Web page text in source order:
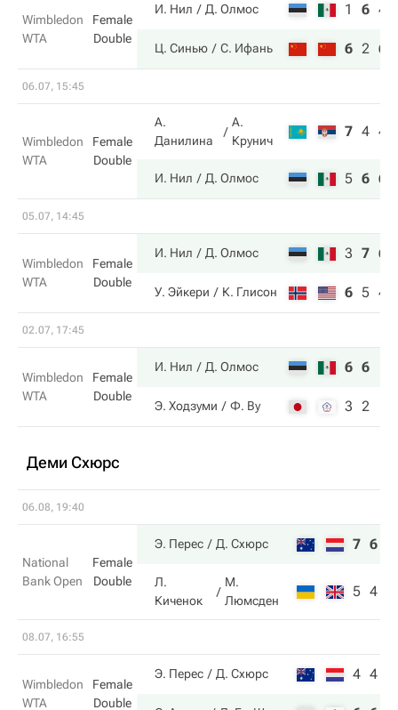
Wimbledon
WTA
Female
Double
И. Нил Д. Олмос 1 6 4
Ц. Синью С. Ифань 6 2 6
06.07, 15:45
Wimbledon
WTA
Female
Double
А.
Данилина
А.
Крунич
7 4 4
И. Нил Д. Олмос 5 6 6
05.07, 14:45
Wimbledon
WTA
Female
Double
И. Нил Д. Олмос 3 7 6
У. Эйкери К. Глисон 6 5 4
02.07, 17:45
Wimbledon
WTA
Female
Double
И. Нил Д. Олмос 6 6
Э. Ходзуми Ф. Ву 3 2
Деми Схюрс
06.08, 19:40
National
Bank Open
Female
Double
Э. Перес Д. Схюрс 7 6
Л.
Киченок
М.
Люмсден
5 4
08.07, 16:55
Wimbledon
WTA
Female
Double
Э. Перес Д. Схюрс 4 4